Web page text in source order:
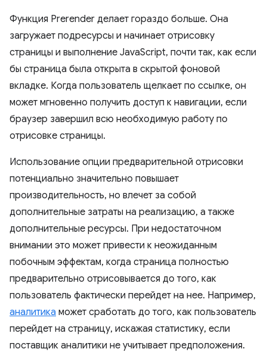
Функция Prerender делает гораздо больше. Она
загружает подресурсы и начинает отрисовку
страницы и выполнение JavaScript, почти так, как если
бы страница была открыта в скрытой фоновой
вкладке. Когда пользователь щелкает по ссылке, он
может мгновенно получить доступ к навигации, если
браузер завершил всю необходимую работу по
отрисовке страницы.
Использование опции предварительной отрисовки
потенциально значительно повышает
производительность, но влечет за собой
дополнительные затраты на реализацию, а также
дополнительные ресурсы. При недостаточном
внимании это может привести к неожиданным
побочным эффектам, когда страница полностью
предварительно отрисовывается до того, как
пользователь фактически перейдет на нее. Например,
аналитика может сработать до того, как пользователь
перейдет на страницу, искажая статистику, если
поставщик аналитики не учитывает предположения.